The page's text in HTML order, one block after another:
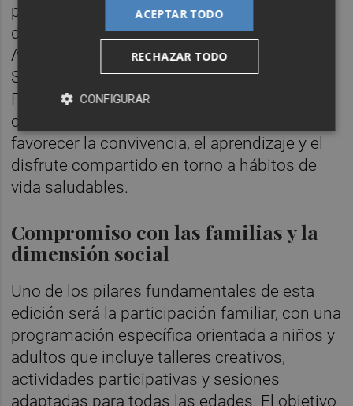
programadas. El festival contará con
diferentes áreas temáticas como Wellness
Area, Satsang Stage, Conscious Market,
Satsang Therapy, Healthy Food Experience,
Family Area y Camper Village Day Area,
configurando un entorno diseñado para
favorecer la convivencia, el aprendizaje y el
disfrute compartido en torno a hábitos de
vida saludables.
Compromiso con las familias y la
dimensión social
Uno de los pilares fundamentales de esta
edición será la participación familiar, con una
programación específica orientada a niños y
adultos que incluye talleres creativos,
actividades participativas y sesiones
adaptadas para todas las edades. El objetivo
ACEPTAR TODO
RECHAZAR TODO
CONFIGURAR